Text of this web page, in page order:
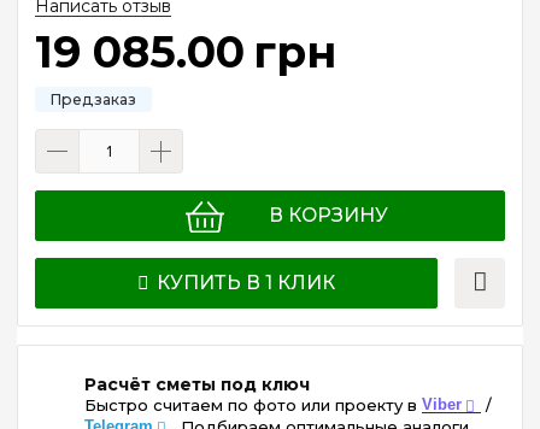
Написать отзыв
19 085.00 грн
В КОРЗИНУ
КУПИТЬ В 1 КЛИК
Расчёт сметы под ключ
Быстро считаем по фото или проекту в Viber /